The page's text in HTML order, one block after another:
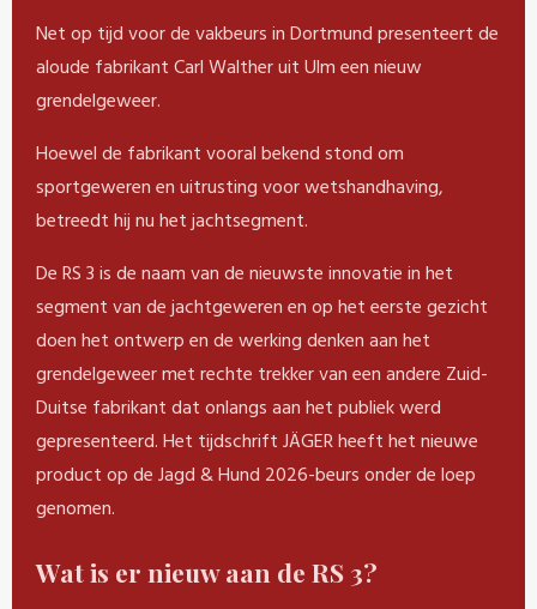
Net op tijd voor de vakbeurs in Dortmund presenteert de
aloude fabrikant Carl Walther uit Ulm een ​​nieuw
grendelgeweer.
Hoewel de fabrikant vooral bekend stond om
sportgeweren en uitrusting voor wetshandhaving,
betreedt hij nu het jachtsegment.
De RS 3 is de naam van de nieuwste innovatie in het
segment van de jachtgeweren en op het eerste gezicht
doen het ontwerp en de werking denken aan het
grendelgeweer met rechte trekker van een andere Zuid-
Duitse fabrikant dat onlangs aan het publiek werd
gepresenteerd. Het tijdschrift JÄGER heeft het nieuwe
product op de Jagd & Hund 2026-beurs onder de loep
genomen.
Wat is er nieuw aan de RS 3?